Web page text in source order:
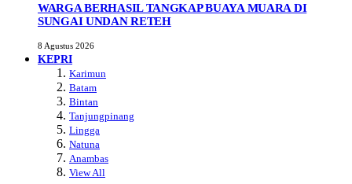
WARGA BERHASIL TANGKAP BUAYA MUARA DI
SUNGAI UNDAN RETEH
8 Agustus 2026
KEPRI
Karimun
Batam
Bintan
Tanjungpinang
Lingga
Natuna
Anambas
View All